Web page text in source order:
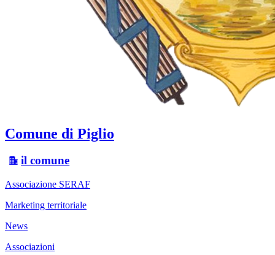
Comune di Piglio
il comune
Associazione SERAF
Marketing territoriale
News
Associazioni